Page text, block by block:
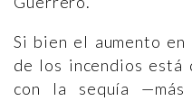
Si bien el aumento
de los incendios está
con la sequía